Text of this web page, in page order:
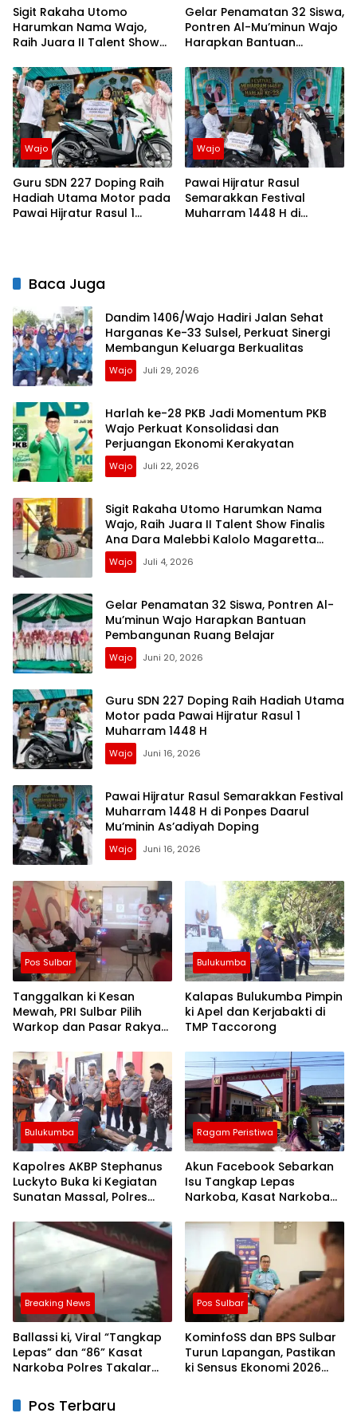
Sigit Rakaha Utomo
Harumkan Nama Wajo,
Raih Juara II Talent Show
Kalolo Magaretta
Sulselbar 2026
Gelar Penamatan 32 Siswa,
Pontren Al-Mu’minun Wajo
Harapkan Bantuan
Belajar
Wajo
Guru SDN 227 Doping Raih
Hadiah Utama Motor pada
Pawai Hijratur Rasul 1
Wajo
Pawai Hijratur Rasul
Semarakkan Festival
Muharram 1448 H di
Baca Juga
Dandim 1406/Wajo Hadiri Jalan Sehat
Harganas Ke-33 Sulsel, Perkuat Sinergi
Membangun Keluarga Berkualitas
Wajo Juli 29, 2026
Harlah ke-28 PKB Jadi Momentum PKB
Wajo Perkuat Konsolidasi dan
Perjuangan Ekonomi Kerakyatan
Wajo Juli 22, 2026
Sigit Rakaha Utomo Harumkan Nama
Wajo, Raih Juara II Talent Show Finalis
Ana Dara Malebbi Kalolo Magaretta
Sulselbar 2026
Wajo Juli 4, 2026
Gelar Penamatan 32 Siswa, Pontren Al-
Mu’minun Wajo Harapkan Bantuan
Pembangunan Ruang Belajar
Wajo Juni 20, 2026
Guru SDN 227 Doping Raih Hadiah Utama
Motor pada Pawai Hijratur Rasul 1
Muharram 1448 H
Wajo Juni 16, 2026
Pawai Hijratur Rasul Semarakkan Festival
Muharram 1448 H di Ponpes Daarul
Mu’minin As’adiyah Doping
Wajo Juni 16, 2026
Pos Sulbar
Tanggalkan ki Kesan
Mewah, PRI Sulbar Pilih
Warkop dan Pasar Rakyat
Bulukumba
Kalapas Bulukumba Pimpin
ki Apel dan Kerjabakti di
TMP Taccorong
Bulukumba
Kapolres AKBP Stephanus
Luckyto Buka ki Kegiatan
Sunatan Massal, Polres
dengan Pemuda Pancasila
Ragam Peristiwa
Akun Facebook Sebarkan
Isu Tangkap Lepas
Narkoba, Kasat Narkoba
dan Fitnah
Breaking News
Ballassi ki, Viral “Tangkap
Lepas” dan “86” Kasat
Narkoba Polres Takalar
Pos Sulbar
KominfoSS dan BPS Sulbar
Turun Lapangan, Pastikan
ki Sensus Ekonomi 2026
Pos Terbaru